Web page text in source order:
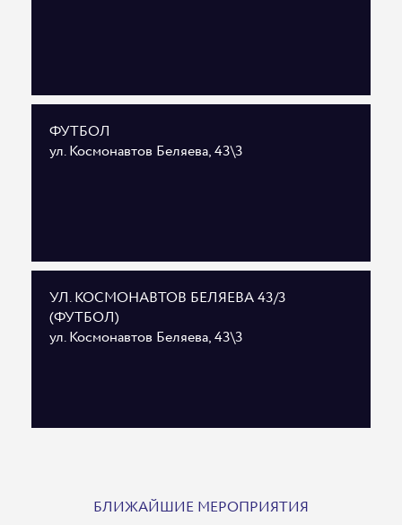
ФУТБОЛ
ул. Космонавтов Беляева, 43\3
УЛ. КОСМОНАВТОВ БЕЛЯЕВА 43/3
(ФУТБОЛ)
ул. Космонавтов Беляева, 43\3
БЛИЖАЙШИЕ МЕРОПРИЯТИЯ